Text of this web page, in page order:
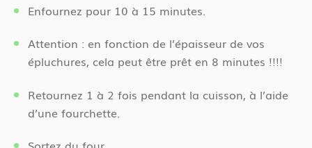
Enfournez pour 10 à 15 minutes.
Attention : en fonction de l’épaisseur de vos
épluchures, cela peut être prêt en 8 minutes !!!!
Retournez 1 à 2 fois pendant la cuisson, à l’aide
d’une fourchette.